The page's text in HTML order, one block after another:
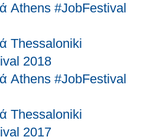
Athens #JobFestival
Thessaloniki
2018
Athens #JobFestival
Thessaloniki
2017